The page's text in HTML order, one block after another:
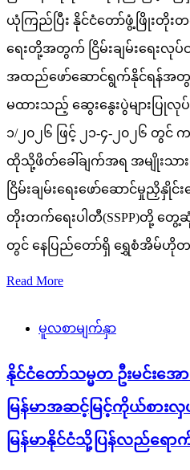
ယုံကြည်ပြီး နိုင်ငံတော်ဖွံ့ဖြိုးတိုး
ရေးတို့အတွက် ငြိမ်းချမ်းရေးလုပ်င
အထည်ဖော်ဆောင်ရွက်နိုင်ရန်အ
မထားသည့် ဆွေးနွေးပွဲများပြု
၁/၂၀၂၆ ဖြင့် ၂၁-၄-၂၀၂၆ တွင်
ထိုသို့ဖိတ်ခေါ်ချက်အရ အမျိုးသာ
ငြိမ်းချမ်းရေးဖော်ဆောင်မှုညှိနှို
တိုးတက်ရေးပါတီ(SSPP)တို့ တွေ့
တွင် နေပြည်တော်ရှိ ရွှေစံအိမ်ဟို
Read More
မူလစာမျက်နှာ
နိုင်ငံတော်သမ္မတ ဦးမင်းအ
မြန်မာအဆင့်မြင့်ကိုယ်စား
မြန်မာနိုင်ငံသို့ပြန်လည်ရော